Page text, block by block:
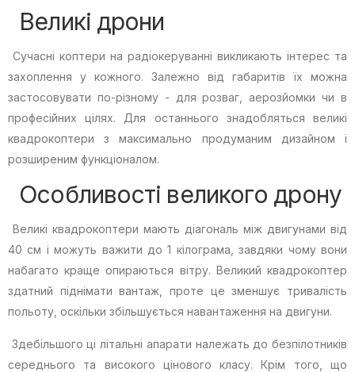
Великі дрони
Сучасні коптери на радіокеруванні викликають інтерес та
захоплення у кожного. Залежно від габаритів їх можна
застосовувати по-різному - для розваг, аерозйомки чи в
професійних цілях. Для останнього знадобляться великі
квадрокоптери з максимально продуманим дизайном і
розширеним функціоналом.
Особливості великого дрону
Великі квадрокоптери мають діагональ між двигунами від
40 см і можуть важити до 1 кілограма, завдяки чому вони
набагато краще опираються вітру. Великий квадрокоптер
здатний піднімати вантаж, проте це зменшує тривалість
польоту, оскільки збільшується навантаження на двигуни.
Здебільшого ці літальні апарати належать до безпілотників
середнього та високого цінового класу. Крім того, що